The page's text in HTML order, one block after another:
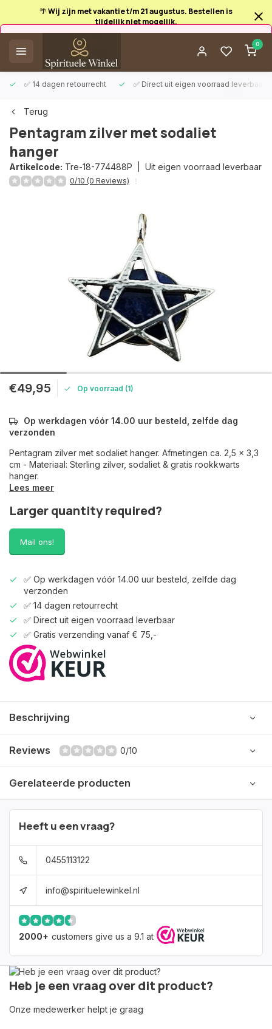
🌴 Wij zijn met vakantie t/m 21 augustus. Bestellen is
tijdelijk niet mogelijk.
0
✅ 14 dagen retourrecht ✅ Direct uit eigen voorraad leverbaar
Afrekenen is uitgeschakeld.
Terug
Pentagram zilver met sodaliet
hanger
Artikelcode: Tre-18-774488P | Uit eigen voorraad leverbaar
0/10 (0 Reviews)
€49,95 Op voorraad (1)
Op werkdagen vóór 14.00 uur besteld, zelfde dag
verzonden
Pentagram zilver met sodaliet hanger. Afmetingen ca. 2,5 x 3,3
cm - Materiaal: Sterling zilver, sodaliet & gratis rookkwarts
hanger.
Lees meer
Larger quantity required?
Mail ons!
✅ Op werkdagen vóór 14.00 uur besteld, zelfde dag
verzonden
✅ 14 dagen retourrecht
✅ Direct uit eigen voorraad leverbaar
✅ Gratis verzending vanaf € 75,-
Beschrijving
Reviews 0/10
Gerelateerde producten
Heeft u een vraag?
0455113122
info@spirituelewinkel.nl
2000+ customers give us a 9.1 at
Heb je een vraag over dit product?
Onze medewerker helpt je graag